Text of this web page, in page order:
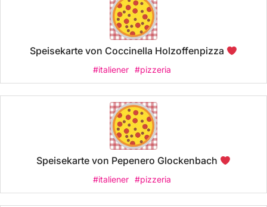
Speisekarte von Coccinella Holzoffenpizza
#italiener #pizzeria
Speisekarte von Pepenero Glockenbach
#italiener #pizzeria